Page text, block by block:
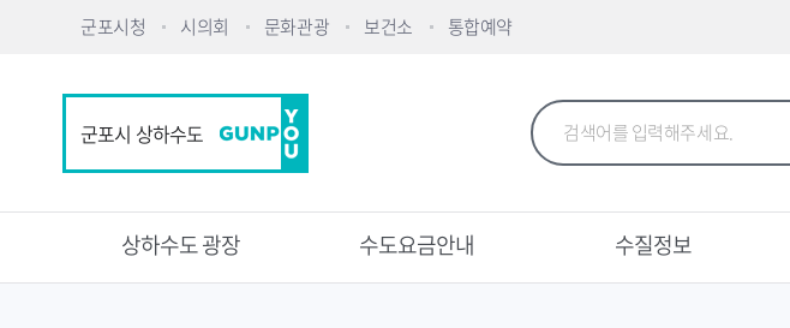
군포시청 시의회 문화관광 보건소 통합예약
군포시 상하수도
상하수도 광장 수도요금안내 수질정보